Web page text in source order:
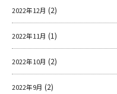
2022年12月 (2)
2022年11月 (1)
2022年10月 (2)
2022年9月 (2)